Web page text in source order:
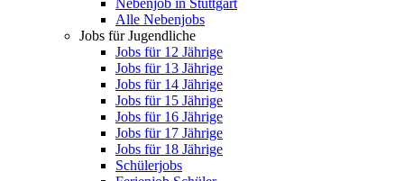
Nebenjob in Stuttgart
Alle Nebenjobs
Jobs für Jugendliche
Jobs für 12 Jährige
Jobs für 13 Jährige
Jobs für 14 Jährige
Jobs für 15 Jährige
Jobs für 16 Jährige
Jobs für 17 Jährige
Jobs für 18 Jährige
Schülerjobs